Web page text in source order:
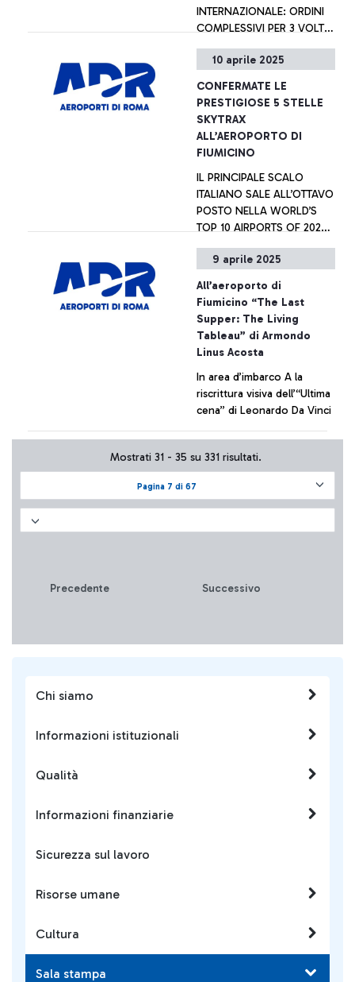
Chi siamo
Informazioni istituzionali
Qualità
Informazioni finanziarie
Sicurezza sul lavoro
Risorse umane
Cultura
Sala stampa
INTERNAZIONALE: ORDINI
COMPLESSIVI PER 3 VOLTE
+ Approfondisci
10 aprile 2025
CONFERMATE LE
PRESTIGIOSE 5 STELLE
SKYTRAX
ALL’AEROPORTO DI
FIUMICINO
IL PRINCIPALE SCALO
ITALIANO SALE ALL’OTTAVO
POSTO NELLA WORLD’S
TOP 10 AIRPORTS OF 2025,
CAMPO INTERNAZIONALE
+ Approfondisci
9 aprile 2025
All’aeroporto di
Fiumicino “The Last
Supper: The Living
Tableau” di Armondo
Linus Acosta
In area d’imbarco A la
riscrittura visiva dell’“Ultima
cena” di Leonardo Da Vinci
Pagina 7 di 67
Mostrati 31 - 35 su 331 risultati.
Precedente Successivo